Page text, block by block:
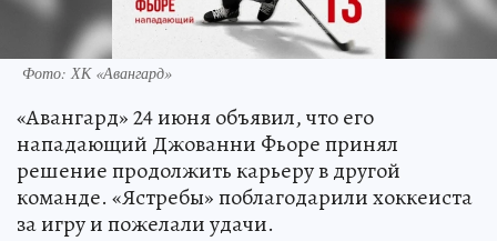
Фото: ХК «Авангард»
«Авангард» 24 июня объявил, что его
нападающий Джованни Фьоре принял
решение продолжить карьеру в другой
команде. «Ястребы» поблагодарили хоккеиста
за игру и пожелали удачи.